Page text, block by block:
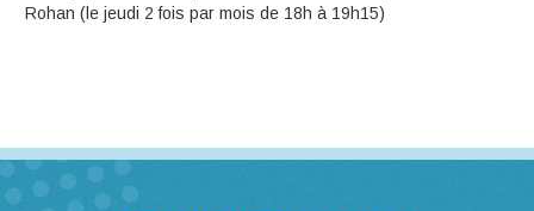
Rohan (le jeudi 2 fois par mois de 18h à 19h15)